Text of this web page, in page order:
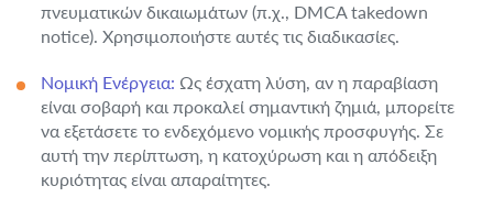
πνευματικών δικαιωμάτων (π.χ., DMCA takedown
notice). Χρησιμοποιήστε αυτές τις διαδικασίες.
Νομική Ενέργεια: Ως έσχατη λύση, αν η παραβίαση
είναι σοβαρή και προκαλεί σημαντική ζημιά, μπορείτε
να εξετάσετε το ενδεχόμενο νομικής προσφυγής. Σε
αυτή την περίπτωση, η κατοχύρωση και η απόδειξη
κυριότητας είναι απαραίτητες.